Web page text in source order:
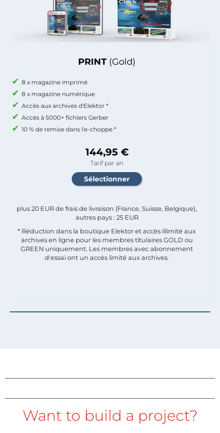
PRINT (Gold)
8 x magazine imprimé
8 x magazine numérique
Accès aux archives d'Elektor *
Accès à 5000+ fichiers Gerber
10 % de remise dans l'e-choppe *
144,95 €
Tarif par an
plus 20 EUR de frais de livraison (France, Suisse, Belgique),
autres pays : 25 EUR
* Réduction dans la boutique Elektor et accès illimité aux
archives en ligne pour les membres titulaires GOLD ou
GREEN uniquement. Les membres avec abonnement
d'essai ont un accès limité aux archives.
Want to build a project?